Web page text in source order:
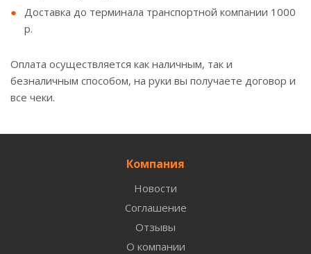
Доставка до терминала транспортной компании 1000
р.
Оплата осуществляется как наличным, так и
безналичным способом, на руки вы получаете договор и
все чеки.
Компания
Новости
Соглашение
Отзывы
О компании